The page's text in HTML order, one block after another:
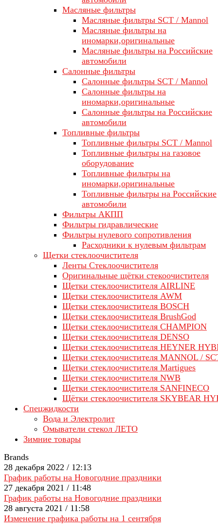
Масляные фильтры
Масляные фильтры SCT / Mannol
Масляные фильтры на
иномарки,оригинальные
Масляные фильтры на Российские
автомобили
Салонные фильтры
Салонные фильтры SCT / Mannol
Салонные фильтры на
иномарки,оригинальные
Салонные фильтры на Российские
автомобили
Топливные фильтры
Топливные фильтры SCT / Mannol
Топливные фильтры на газовое
оборудование
Топливные фильтры на
иномарки,оригинальные
Топливные фильтры на Российские
автомобили
Фильтры АКПП
Фильтры гидравлические
Фильтры нулевого сопротивления
Расходники к нулевым фильтрам
Щетки стеклоочистителя
Ленты Стеклоочистителя
Оригинальные щётки стекоочистителя
Щетки стеклоочистителя AIRLINE
Щетки стеклоочистителя AWM
Щетки стеклоочистителя BOSCH
Щетки стеклоочистителя BrushGod
Щетки стеклоочистителя CHAMPION
Щетки стеклоочистителя DENSO
Щетки стеклоочистителя HEYNER
Щетки стеклоочистителя MANNOL /
Щетки стеклоочистителя Martigues
Щетки стеклоочистителя NWB
Щетки стеклоочистителя SANFINECO
Щётки стеклоочистителя SKYBEAR
Спецжидкости
Вода и Электролит
Омыватели стекол ЛЕТО
Зимние товары
Brands
28 декабря 2022 / 12:13
График работы на Новогодние праздники
27 декабря 2021 / 11:48
График работы на Новогодние праздники
28 августа 2021 / 11:58
Изменение графика работы на 1 сентября